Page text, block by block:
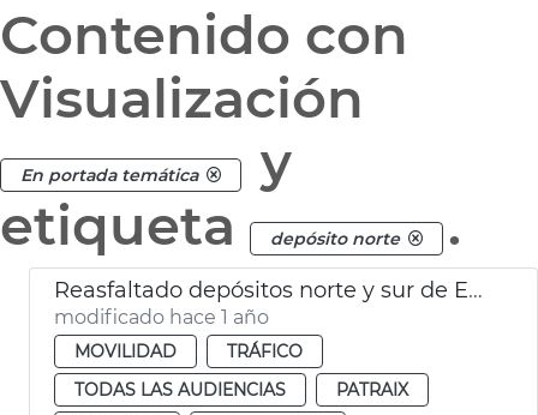
Contenido con
Visualización
En portada temática
y
etiqueta
depósito norte .
Reasfaltado depósitos norte y sur de EMT
modificado hace 1 año
MOVILIDAD
TRÁFICO
TODAS LAS AUDIENCIAS
PATRAIX